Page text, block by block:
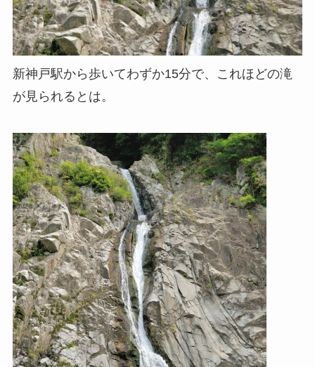
新神戸駅から歩いてわずか15分で、これほどの滝
が見られるとは。